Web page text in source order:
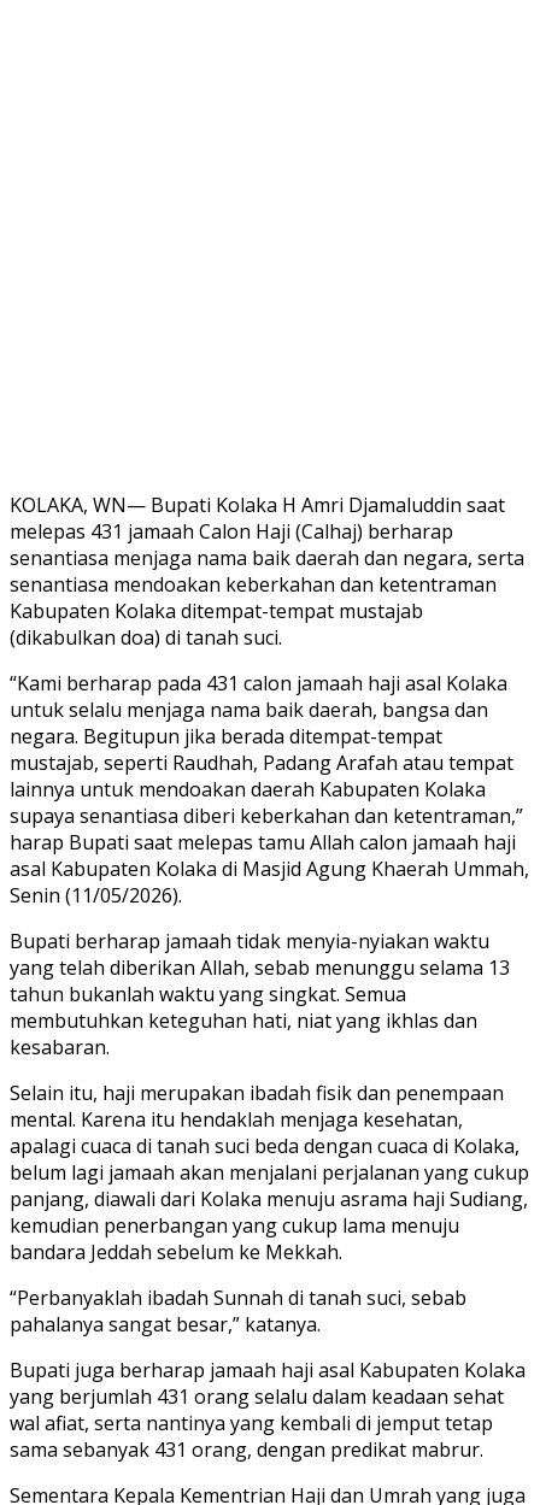
KOLAKA, WN— Bupati Kolaka H Amri Djamaluddin saat
melepas 431 jamaah Calon Haji (Calhaj) berharap
senantiasa menjaga nama baik daerah dan negara, serta
senantiasa mendoakan keberkahan dan ketentraman
Kabupaten Kolaka ditempat-tempat mustajab
(dikabulkan doa) di tanah suci.
“Kami berharap pada 431 calon jamaah haji asal Kolaka
untuk selalu menjaga nama baik daerah, bangsa dan
negara. Begitupun jika berada ditempat-tempat
mustajab, seperti Raudhah, Padang Arafah atau tempat
lainnya untuk mendoakan daerah Kabupaten Kolaka
supaya senantiasa diberi keberkahan dan ketentraman,”
harap Bupati saat melepas tamu Allah calon jamaah haji
asal Kabupaten Kolaka di Masjid Agung Khaerah Ummah,
Senin (11/05/2026).
Bupati berharap jamaah tidak menyia-nyiakan waktu
yang telah diberikan Allah, sebab menunggu selama 13
tahun bukanlah waktu yang singkat. Semua
membutuhkan keteguhan hati, niat yang ikhlas dan
kesabaran.
Selain itu, haji merupakan ibadah fisik dan penempaan
mental. Karena itu hendaklah menjaga kesehatan,
apalagi cuaca di tanah suci beda dengan cuaca di Kolaka,
belum lagi jamaah akan menjalani perjalanan yang cukup
panjang, diawali dari Kolaka menuju asrama haji Sudiang,
kemudian penerbangan yang cukup lama menuju
bandara Jeddah sebelum ke Mekkah.
“Perbanyaklah ibadah Sunnah di tanah suci, sebab
pahalanya sangat besar,” katanya.
Bupati juga berharap jamaah haji asal Kabupaten Kolaka
yang berjumlah 431 orang selalu dalam keadaan sehat
wal afiat, serta nantinya yang kembali di jemput tetap
sama sebanyak 431 orang, dengan predikat mabrur.
Sementara Kepala Kementrian Haji dan Umrah yang juga